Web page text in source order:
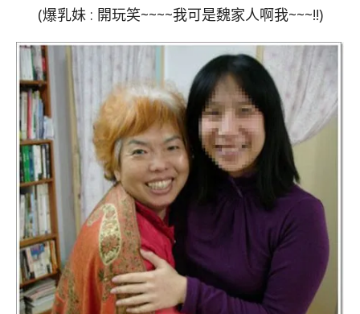
(爆乳妹 : 開玩笑~~~~我可是魏家人啊我~~~!!)